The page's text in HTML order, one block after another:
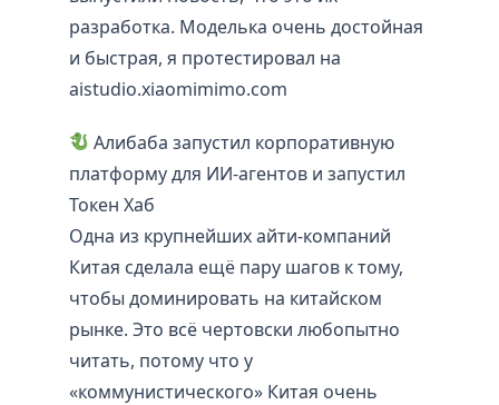
разработка. Моделька очень достойная
и быстрая, я протестировал на
aistudio.xiaomimimo.com
Алибаба запустил корпоративную
платформу для ИИ-агентов и запустил
Токен Хаб
Одна из крупнейших айти-компаний
Китая сделала ещё пару шагов к тому,
чтобы доминировать на китайском
рынке. Это всё чертовски любопытно
читать, потому что у
«коммунистического» Китая очень